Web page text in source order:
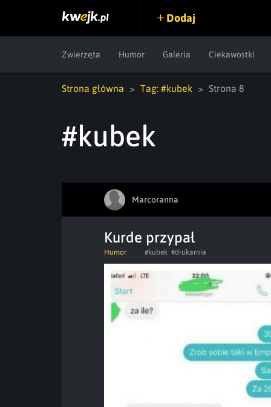
Dodaj
Zwierzęta Humor Galeria Ciekawostki
Strona główna Tag: #kubek Strona 8
#kubek
Marcoranna
Kurde przypał
Humor #kubek #drukarnia